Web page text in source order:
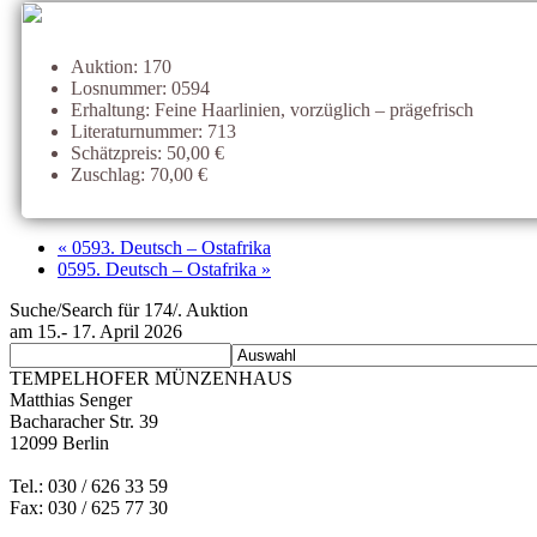
Auktion: 170
Losnummer: 0594
Erhaltung: Feine Haarlinien, vorzüglich – prägefrisch
Literaturnummer: 713
Schätzpreis: 50,00 €
Zuschlag: 70,00 €
« 0593. Deutsch – Ostafrika
0595. Deutsch – Ostafrika »
Suche/Search für 174/. Auktion
am 15.- 17. April 2026
TEMPELHOFER MÜNZENHAUS
Matthias Senger
Bacharacher Str. 39
12099 Berlin
Tel.: 030 / 626 33 59
Fax: 030 / 625 77 30